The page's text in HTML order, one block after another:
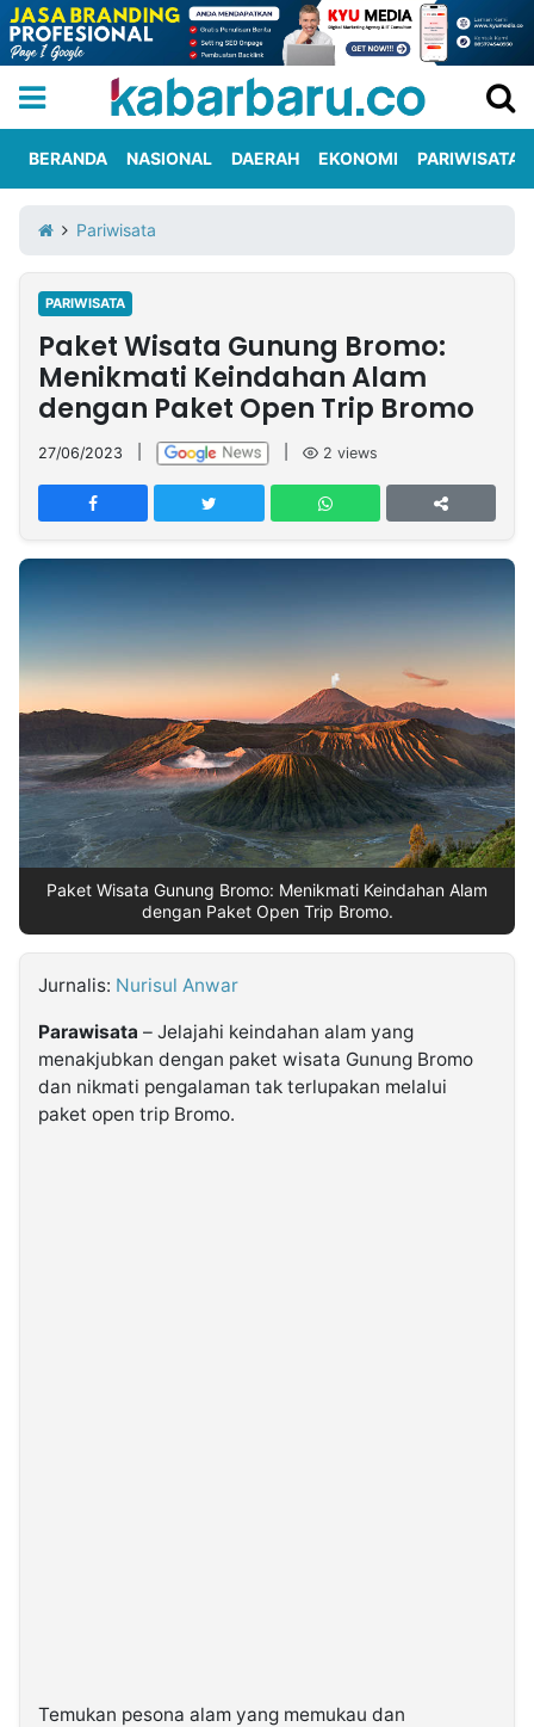
Iklan
Berita
Kami
Nasional
International
Olahraga
Entertainment
Daerah
Pariwisata
Kuliner
Kolom
Network
PT
TREETAN
INDONESIA
Partner
Insight
Suara
Lens
Daily
Jalan
Idealita
Kita
Dinamikapost.com
Radar
Seedbacklink
Follow
BERANDA NASIONAL DAERAH EKONOMI PARIWISATA
Pariwisata
PARIWISATA
Paket Wisata Gunung Bromo:
Menikmati Keindahan Alam
dengan Paket Open Trip Bromo
27/06/2023 2 views
Paket Wisata Gunung Bromo: Menikmati Keindahan Alam
dengan Paket Open Trip Bromo.
Jurnalis: Nurisul Anwar
Parawisata – Jelajahi keindahan alam yang
menakjubkan dengan paket wisata Gunung Bromo
dan nikmati pengalaman tak terlupakan melalui
paket open trip Bromo.
Temukan pesona alam yang memukau dan